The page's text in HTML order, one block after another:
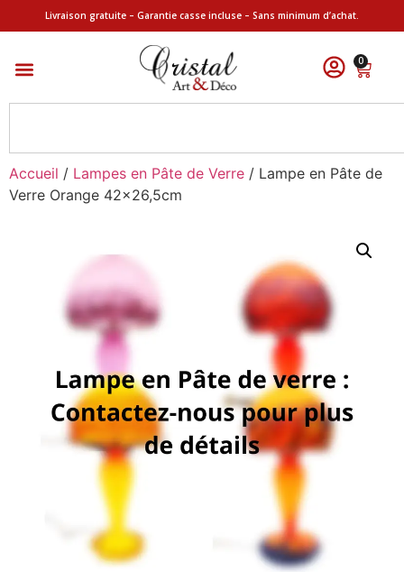
Livraison gratuite – Garantie casse incluse – Sans minimum d’achat.
0
Accueil / Lampes en Pâte de Verre / Lampe en Pâte de
Verre Orange 42×26,5cm